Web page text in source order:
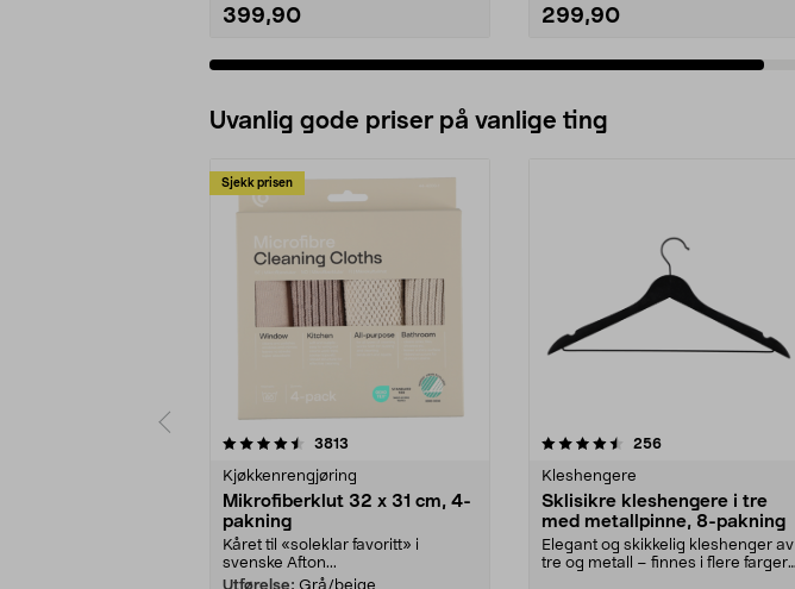
399,90 299,90
Uvanlig gode priser på vanlige ting
Sjekk prisen
3813
Kjøkkenrengjøring
Mikrofiberklut 32 x 31 cm, 4-
pakning
Kåret til «soleklar favoritt» i
svenske Afton...
Utførelse: Grå/beige
4.5av 5 stjerner 256anmeldelser
Kleshengere
Sklisikre kleshengere i tre
med metallpinne, 8-pakning
Elegant og skikkelig kleshenger av
tre og metall – finnes i flere farger.
4.5av 5 stjerner